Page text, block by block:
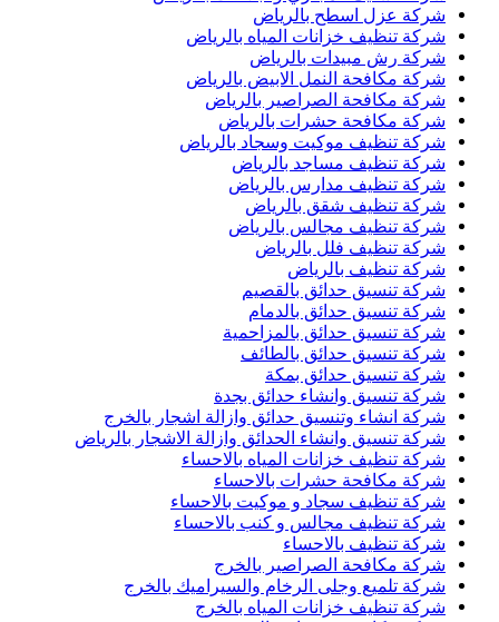
شركة عزل اسطح بالرياض
شركة تنظيف خزانات المياه بالرياض
شركة رش مبيدات بالرياض
شركة مكافحة النمل الابيض بالرياض
شركة مكافحة الصراصير بالرياض
شركة مكافحة حشرات بالرياض
شركة تنظيف موكيت وسجاد بالرياض
شركة تنظيف مساجد بالرياض
شركة تنظيف مدارس بالرياض
شركة تنظيف شقق بالرياض
شركة تنظيف مجالس بالرياض
شركة تنظيف فلل بالرياض
شركة تنظيف بالرياض
شركة تنسيق حدائق بالقصيم
شركة تنسيق حدائق بالدمام
شركة تنسيق حدائق بالمزاحمية
شركة تنسيق حدائق بالطائف
شركة تنسيق حدائق بمكة
شركة تنسيق وانشاء حدائق بجدة
شركة انشاء وتنسيق حدائق وازالة اشجار بالخرج
شركة تنسيق وانشاء الحدائق وازالة الاشجار بالرياض
شركة تنظيف خزانات المياه بالاحساء
شركة مكافحة حشرات بالاحساء
شركة تنظيف سجاد و موكيت بالاحساء
شركة تنظيف مجالس و كنب بالاحساء
شركة تنظيف بالاحساء
شركة مكافحة الصراصير بالخرج
شركة تلميع وجلى الرخام والسيراميك بالخرج
شركة تنظيف خزانات المياه بالخرج